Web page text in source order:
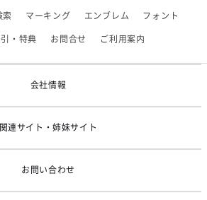
生地の在庫限り」廃盤のお知らせ
索 マーキング エンブレム フォント
・特典 お問合せ ご利用案内
会社情報
関連サイト・姉妹サイト
お問い合わせ